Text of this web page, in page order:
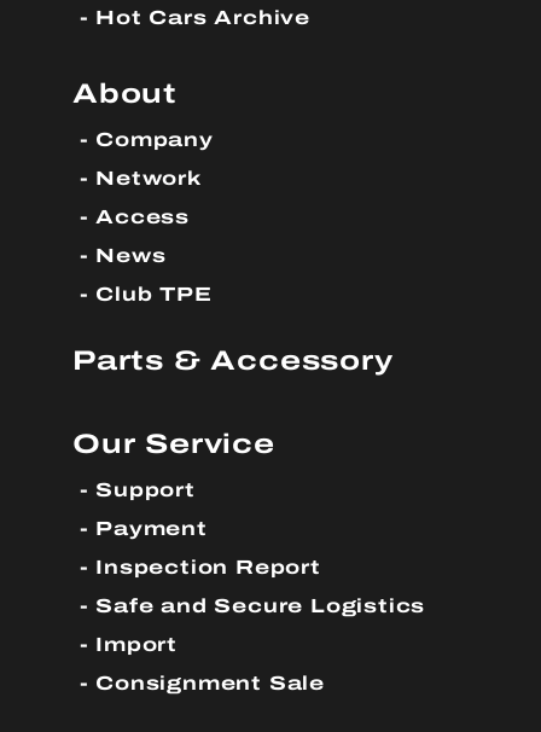
Hot Cars Archive
About
Company
Network
Access
News
Club TPE
Parts & Accessory
Our Service
Support
Payment
Inspection Report
Safe and Secure Logistics
Import
Consignment Sale